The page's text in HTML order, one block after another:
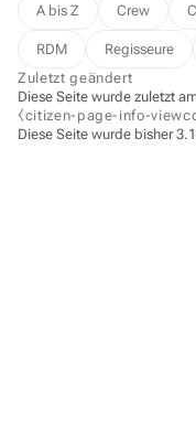
A bis Z Crew
RDM Regisseure
Zuletzt geändert
Diese Seite wurde zuletzt
⧼citizen-page-info-
Diese Seite wurde bisher